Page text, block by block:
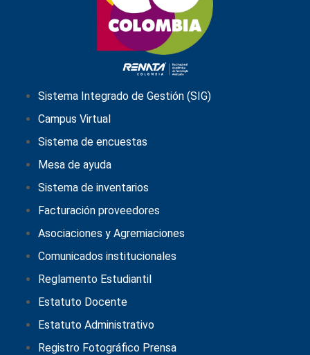
Sistema Integrado de Gestión (SIG)
Campus Virtual
Sistema de encuestas
Mesa de ayuda
Sistema de inventarios
Facturación proveedores
Asociaciones y Agremiaciones
Comunicados institucionales
Reglamento Estudiantil
Estatuto Docente
Estatuto Administrativo
Registro Fotográfico Prensa